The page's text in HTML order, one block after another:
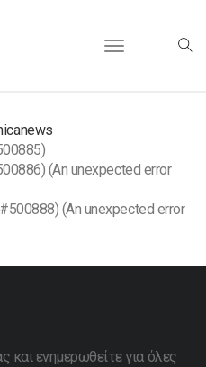
Toggle
(An unexpected error
(An unexpected error
και ενημερωθείτε για όλες